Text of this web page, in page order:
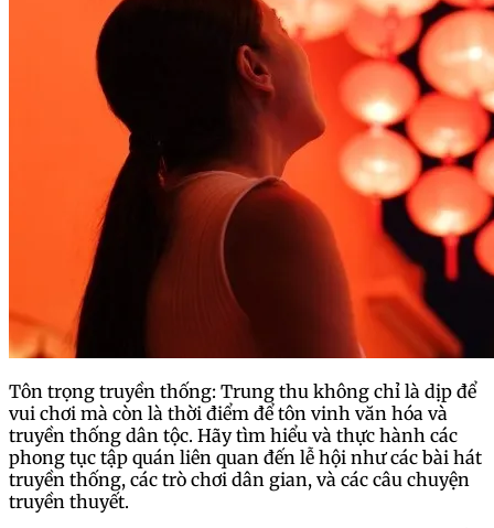
Tôn trọng truyền thống: Trung thu không chỉ là dịp để
vui chơi mà còn là thời điểm để tôn vinh văn hóa và
truyền thống dân tộc. Hãy tìm hiểu và thực hành các
phong tục tập quán liên quan đến lễ hội như các bài hát
truyền thống, các trò chơi dân gian, và các câu chuyện
truyền thuyết.